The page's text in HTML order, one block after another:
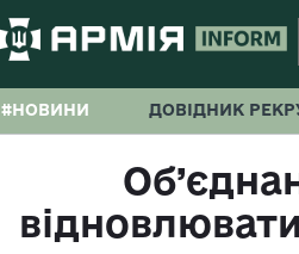
#НОВИНИ ДОВІДНИК